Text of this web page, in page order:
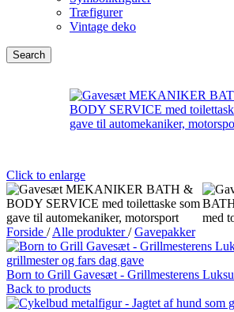
Træfigurer
Vintage deko
Search
Click to enlarge
Forside / Alle produkter/ Gavepakker
Born to Grill Gavesæt - Grillmesterens
Back to products